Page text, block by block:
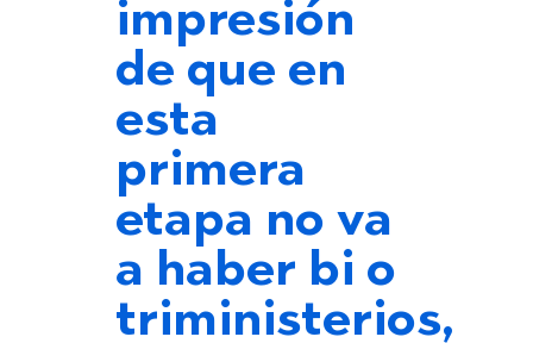
impresión
de que en
esta
primera
etapa no va
a haber bi o
triministerios,